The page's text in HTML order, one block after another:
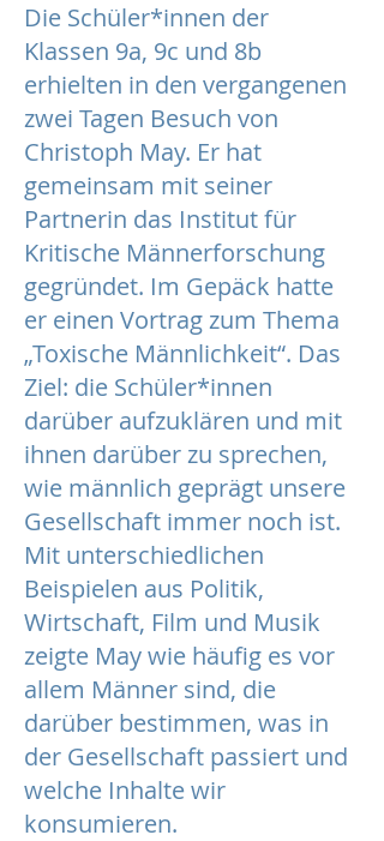
Die Schüler*innen der
Klassen 9a, 9c und 8b
erhielten in den vergangenen
zwei Tagen Besuch von
Christoph May. Er hat
gemeinsam mit seiner
Partnerin das Institut für
Kritische Männerforschung
gegründet. Im Gepäck hatte
er einen Vortrag zum Thema
„Toxische Männlichkeit“. Das
Ziel: die Schüler*innen
darüber aufzuklären und mit
ihnen darüber zu sprechen,
wie männlich geprägt unsere
Gesellschaft immer noch ist.
Mit unterschiedlichen
Beispielen aus Politik,
Wirtschaft, Film und Musik
zeigte May wie häufig es vor
allem Männer sind, die
darüber bestimmen, was in
der Gesellschaft passiert und
welche Inhalte wir
konsumieren.